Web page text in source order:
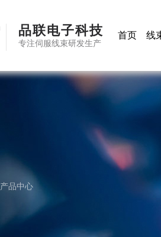
品联电子科技
专注伺服线束研发生产
首页 线
产品中心